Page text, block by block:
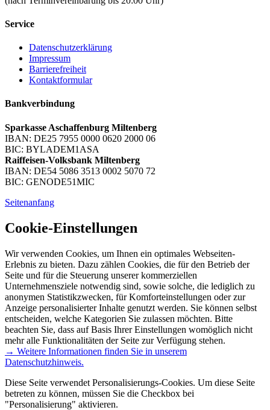
Service
Datenschutzerklärung
Impressum
Barrierefreiheit
Kontaktformular
Bankverbindung
Sparkasse Aschaffenburg Miltenberg
IBAN: DE25 7955 0000 0620 2000 06
BIC: BYLADEM1ASA
Raiffeisen-Volksbank Miltenberg
IBAN: DE54 5086 3513 0002 5070 72
BIC: GENODE51MIC
Seitenanfang
Cookie-Einstellungen
Wir verwenden Cookies, um Ihnen ein optimales Webseiten-
Erlebnis zu bieten. Dazu zählen Cookies, die für den Betrieb der
Seite und für die Steuerung unserer kommerziellen
Unternehmensziele notwendig sind, sowie solche, die lediglich zu
anonymen Statistikzwecken, für Komforteinstellungen oder zur
Anzeige personalisierter Inhalte genutzt werden. Sie können selbst
entscheiden, welche Kategorien Sie zulassen möchten. Bitte
beachten Sie, dass auf Basis Ihrer Einstellungen womöglich nicht
mehr alle Funktionalitäten der Seite zur Verfügung stehen.
→ Weitere Informationen finden Sie in unserem
Datenschutzhinweis.
Diese Seite verwendet Personalisierungs-Cookies. Um diese Seite
betreten zu können, müssen Sie die Checkbox bei
"Personalisierung" aktivieren.